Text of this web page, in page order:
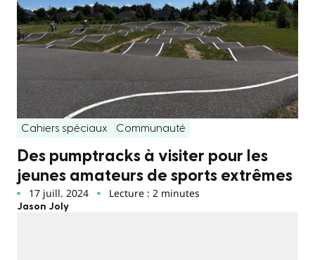
Cahiers spéciaux Communauté
Des pumptracks à visiter pour les
jeunes amateurs de sports extrêmes
17 juill. 2024 Lecture : 2 minutes
Jason Joly